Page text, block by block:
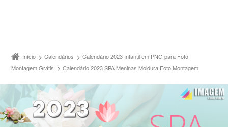
Início Calendários
Calendário 2023 Infantil em PNG para Foto
Montagem Grátis
Calendário 2023 SPA Meninas Moldura Foto Montagem